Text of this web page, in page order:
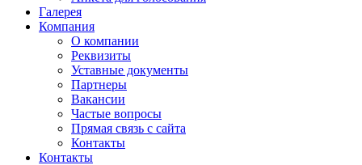
Галерея
Компания
О компании
Реквизиты
Уставные документы
Партнеры
Вакансии
Частые вопросы
Прямая связь с сайта
Контакты
Контакты